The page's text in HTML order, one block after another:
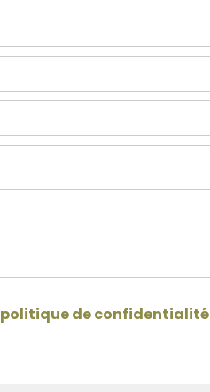
politique de confidentialité